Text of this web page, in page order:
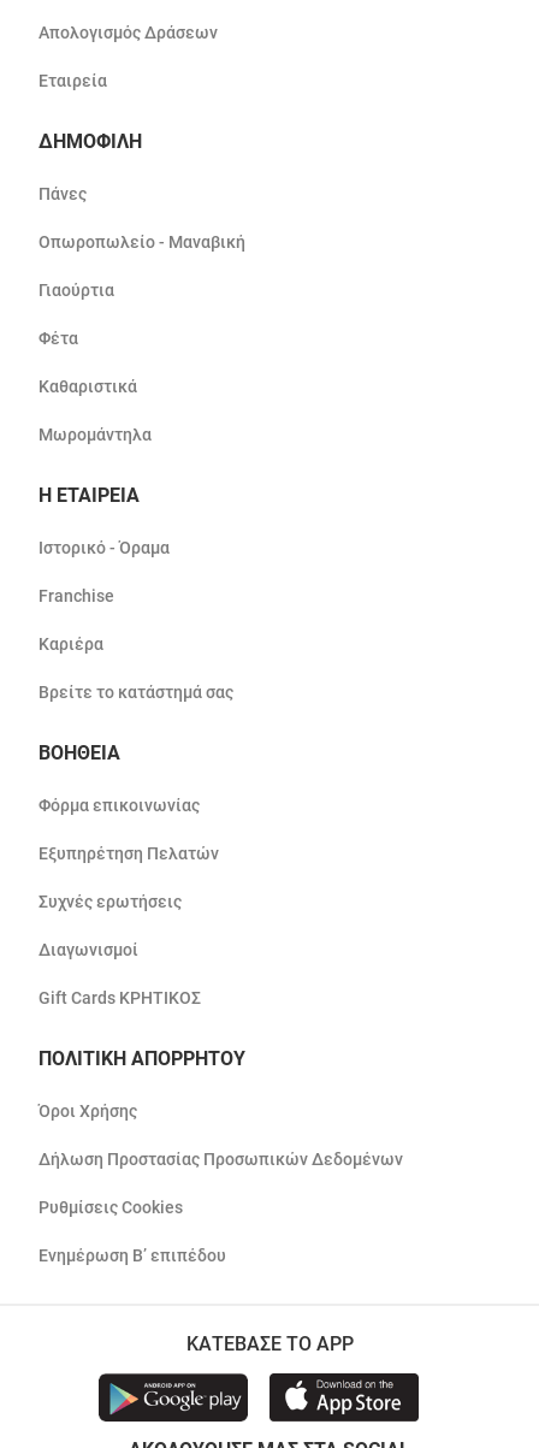
Απολογισμός Δράσεων
Εταιρεία
ΔΗΜΟΦΙΛΗ
Πάνες
Οπωροπωλείο - Μαναβική
Γιαούρτια
Φέτα
Καθαριστικά
Μωρομάντηλα
Η ΕΤΑΙΡΕΙΑ
Ιστορικό - Όραμα
Franchise
Καριέρα
Βρείτε το κατάστημά σας
ΒΟΗΘΕΙΑ
Φόρμα επικοινωνίας
Εξυπηρέτηση Πελατών
Συχνές ερωτήσεις
Διαγωνισμοί
Gift Cards ΚΡΗΤΙΚΟΣ
ΠΟΛΙΤΙΚΗ ΑΠΟΡΡΗΤΟΥ
Όροι Χρήσης
Δήλωση Προστασίας Προσωπικών Δεδομένων
Ρυθμίσεις Cookies
Ενημέρωση Β’ επιπέδου
ΚΑΤΕΒΑΣΕ ΤΟ APP